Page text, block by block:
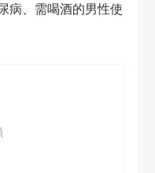
病、需喝酒的男性使